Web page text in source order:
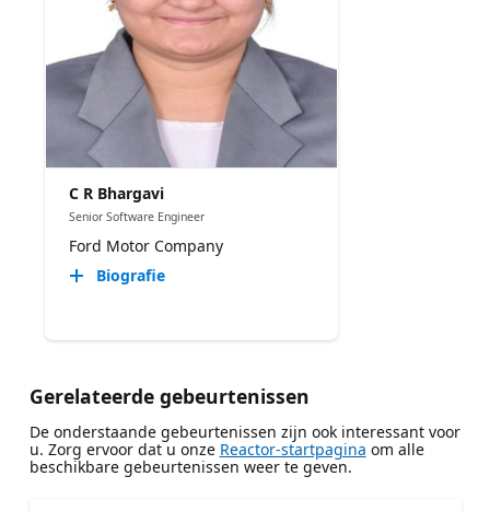
C R Bhargavi
Senior Software Engineer
Ford Motor Company
Biografie
Gerelateerde gebeurtenissen
De onderstaande gebeurtenissen zijn ook interessant voor
u. Zorg ervoor dat u onze Reactor-startpagina om alle
beschikbare gebeurtenissen weer te geven.